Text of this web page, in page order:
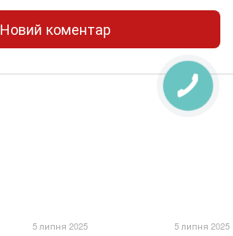
Новий коментар
5 липня 2025 5 липня 2025